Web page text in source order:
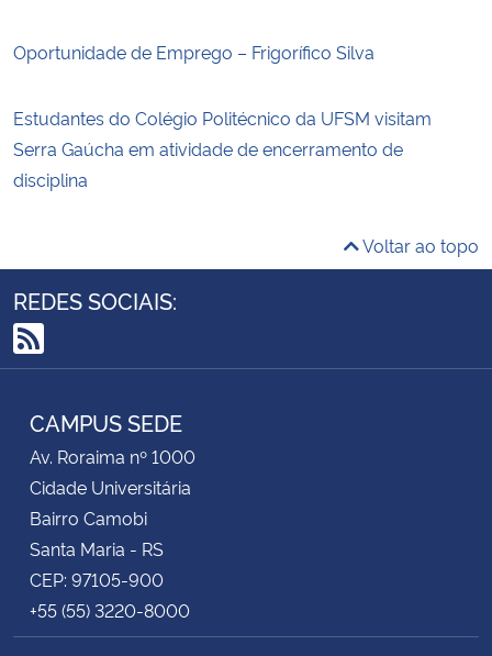
Oportunidade de Emprego – Frigorífico Silva
Estudantes do Colégio Politécnico da UFSM visitam
Serra Gaúcha em atividade de encerramento de
disciplina
Voltar ao topo
REDES SOCIAIS:
RSS
CAMPUS SEDE
Av. Roraima nº 1000
Cidade Universitária
Bairro Camobi
Santa Maria - RS
CEP: 97105-900
+55 (55) 3220-8000